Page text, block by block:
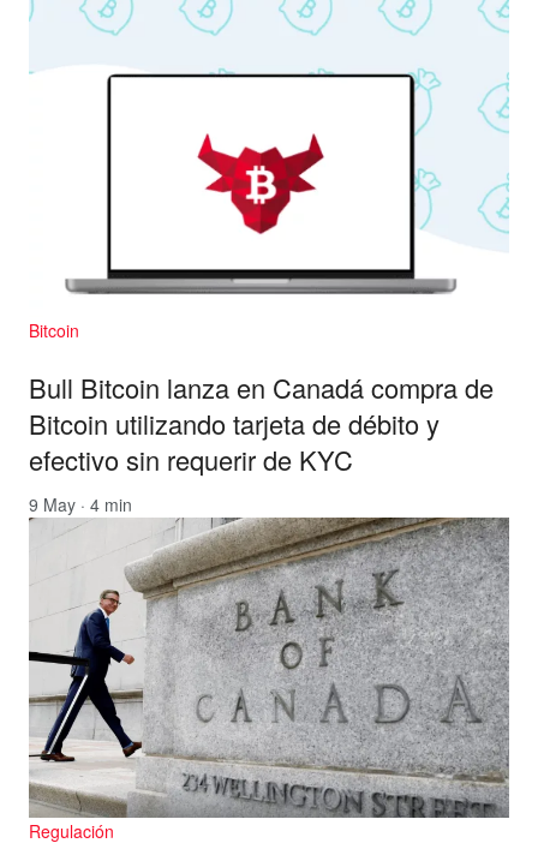
Bitcoin
Bull Bitcoin lanza en Canadá compra de
Bitcoin utilizando tarjeta de débito y
efectivo sin requerir de KYC
9 May · 4 min
Regulación